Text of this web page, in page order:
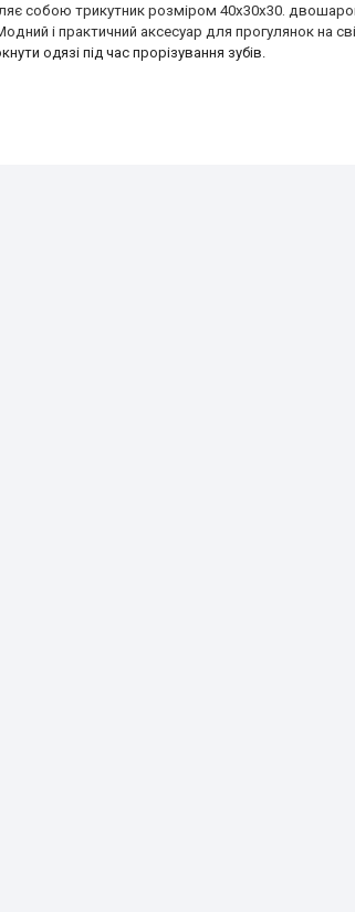
собою трикутник розміром 40х30х30.
і практичний аксесуар для прогулянок на
одязі під час прорізування зубів.